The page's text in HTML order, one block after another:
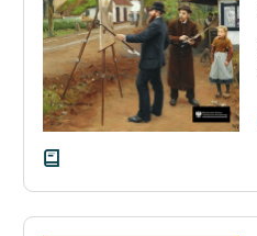
Zasady wykorzystania
Wolnych Lektur
Logotypy
Materiały promocyjne